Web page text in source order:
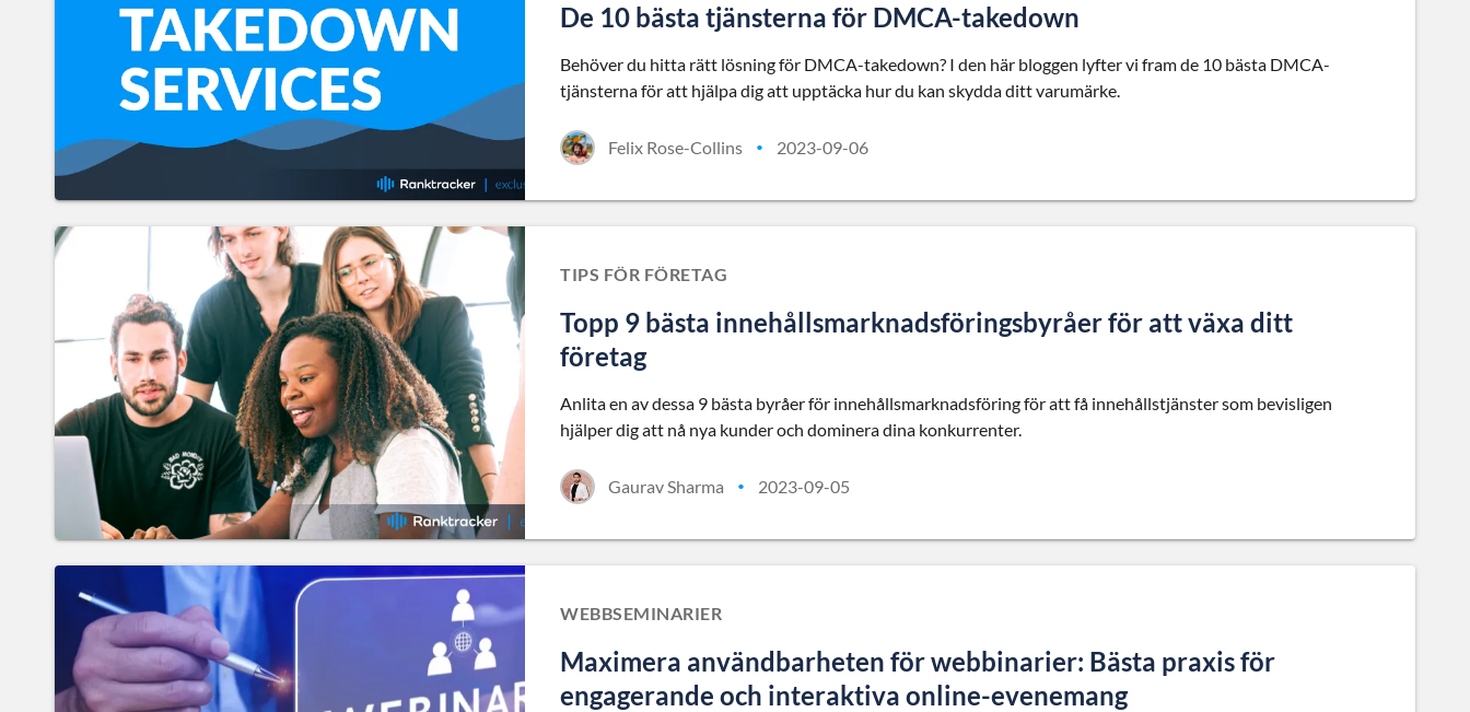
De 10 bästa tjänsterna för DMCA-takedown
Behöver du hitta rätt lösning för DMCA-takedown? I den här bloggen lyfter vi fram de 10 bästa DMCA-
tjänsterna för att hjälpa dig att upptäcka hur du kan skydda ditt varumärke.
Felix Rose-Collins • 2023-09-06
TIPS FÖR FÖRETAG
Topp 9 bästa innehållsmarknadsföringsbyråer för att växa ditt
företag
Anlita en av dessa 9 bästa byråer för innehållsmarknadsföring för att få innehållstjänster som bevisligen
hjälper dig att nå nya kunder och dominera dina konkurrenter.
Gaurav Sharma • 2023-09-05
WEBBSEMINARIER
Maximera användbarheten för webbinarier: Bästa praxis för
engagerande och interaktiva online-evenemang